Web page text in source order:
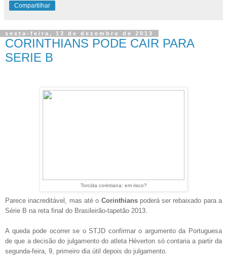
Compartilhar
sexta-feira, 13 de dezembro de 2013
CORINTHIANS PODE CAIR PARA
SERIE B
Torcida corintiana: em risco?
Parece inacreditável, mas até o Corinthianspoderá ser rebaixado para a
Série B na reta final do Brasileirão-tapetão 2013.
A queda pode ocorrer se o STJD confirmar o argumento da Portuguesa
de que a decisão do julgamento do atleta Héverton só contaria a partir da
segunda-feira, 9, primeiro dia útil depois do julgamento.